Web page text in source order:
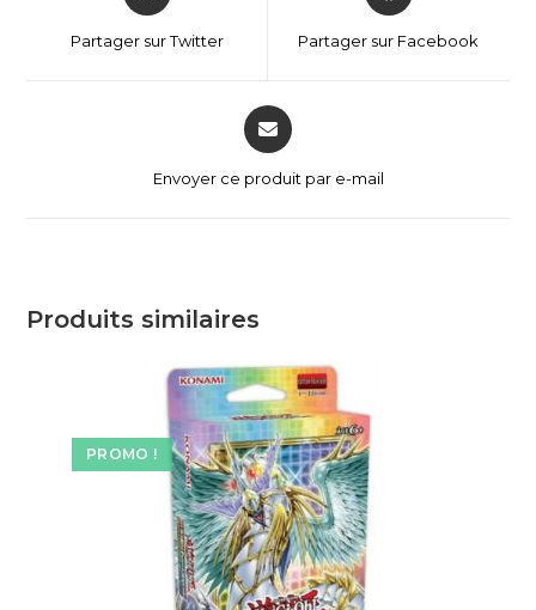
Partager sur Twitter Partager sur Facebook
Envoyer ce produit par e-mail
Produits similaires
PROMO !